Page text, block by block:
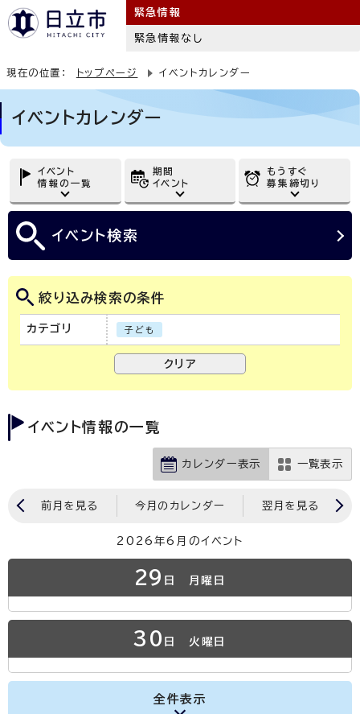
緊急情報
緊急情報なし
現在の位置： トップページ イベントカレンダー
イベントカレンダー
イベント
情報の一覧
期間
イベント
もうすぐ
募集締切り
イベント検索
絞り込み検索の条件
カテゴリ 子ども
イベント情報の一覧
カレンダー表示 一覧表示
前月を見る 今月のカレンダー 翌月を見る
2026年6月のイベント
29 日 月曜日
30 日 火曜日
全件表示